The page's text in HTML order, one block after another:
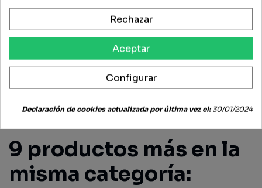
TERCER PUNTO GANCHO M36 CAT. 3
FICHA TÉCNICA
OPINIONES (0)
9 productos más en la
misma categoría:
Rechazar
Aceptar
Configurar
Declaración de cookies actualizada por última vez el:30/01/2024